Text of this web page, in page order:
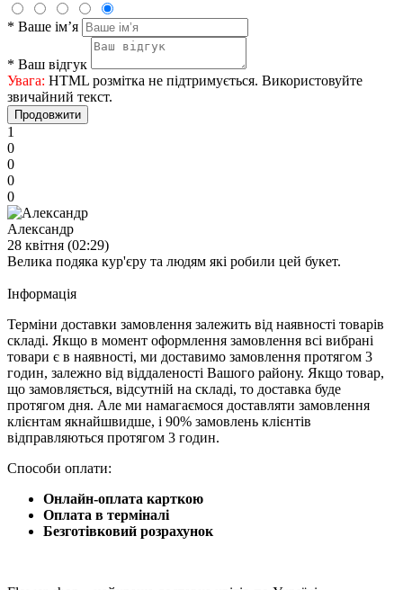
* Ваше ім’я
* Ваш відгук
Увага: HTML розмітка не підтримується. Використовуйте
звичайний текст.
Продовжити
1
0
0
0
0
Александр
28 квітня (02:29)
Велика подяка кур'єру та людям які робили цей букет.
Iнформація
Терміни доставки замовлення залежить від наявності товарів
складі. Якщо в момент оформлення замовлення всі вибрані
товари є в наявності, ми доставимо замовлення протягом 3
годин, залежно від віддаленості Вашого району. Якщо товар,
що замовляється, відсутній на складі, то доставка буде
протягом дня. Але ми намагаємося доставляти замовлення
клієнтам якнайшвидше, і 90% замовлень клієнтів
відправляються протягом 3 годин.
Способи оплати:
Онлайн-оплата карткою
Оплата в терміналі
Безготівковий розрахунок